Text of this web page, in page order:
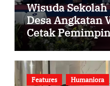
Wisuda
Desa Angkatan
Cetak
Desa Berbasis
Features Humaniora